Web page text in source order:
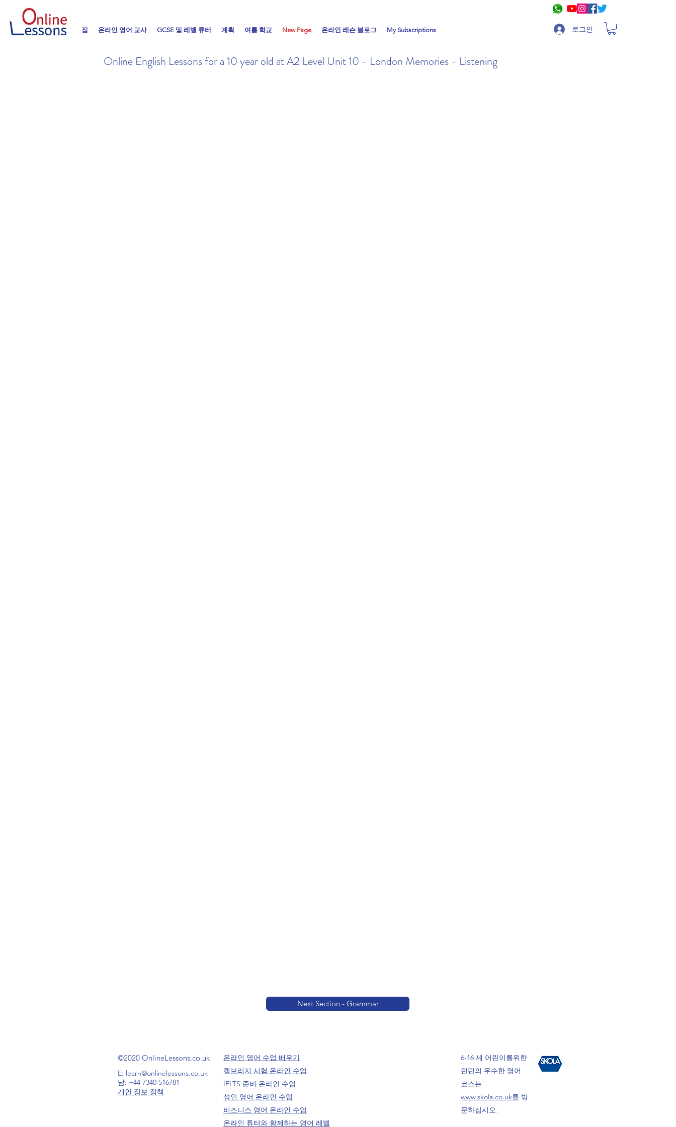
집 온라인 영어 교사 GCSE 및 레벨 튜터 계획 여름 학교 New Page 온라인 레슨 블로그 My Subscriptions 로그인
Online English Lessons for a 10 year old at A2 Level Unit 10 - London Memories - Listening
Next Section - Grammar
©2020 OnlineLessons.co.uk
E: learn@onlinelessons.co.uk
남: +44 7340 516781
개인 정보 정책
온라인 영어 수업 배우기
캠브리지 시험 온라인 수업
IELTS 준비 온라인 수업
성인 영어 온라인 수업
비즈니스 영어 온라인 수업
온라인 튜터와 함께하는 영어 레벨
6-16 세 어린이를위한
런던의 우수한 영어
코스는
www.skola.co.uk를 방
문하십시오.